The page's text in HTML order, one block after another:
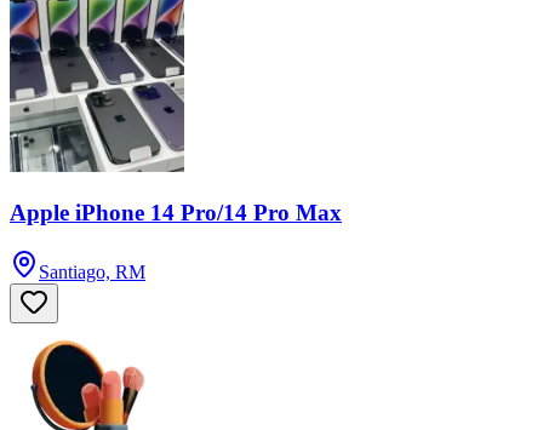
Apple iPhone 14 Pro/14 Pro Max
Santiago, RM